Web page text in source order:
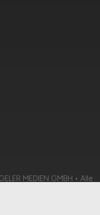
MEDIEN GMBH • Alle